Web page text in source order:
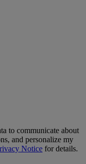
to communicate about
and personalize my
Notice for details.